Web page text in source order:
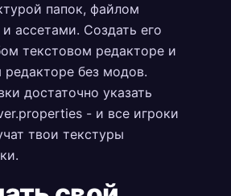
папок, файлом
ассетами. Создать его
текстовом редакторе и
редакторе без модов.
достаточно указать
- и все игроки
твои текстуры